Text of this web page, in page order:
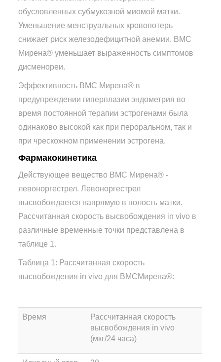
обусловленных субмукозной миомой матки.
Уменьшение менструальных кровопотерь
снижает риск железодефицитной анемии. ВМС
Мирена® уменьшает выраженность симптомов
дисменореи.
Эффективность ВМС Мирена® в
предупреждении гиперплазии эндометрия во
время постоянной терапии эстрогенами была
одинаково высокой как при пероральном, так и
при чрескожном применении эстрогена.
Фармакокинетика
Действующее вещество ВМС Мирена® -
левоноргестрел. Левоноргестрел
высвобождается напрямую в полость матки.
Рассчитанная скорость высвобождения in vivo в
различные временные точки представлена в
таблице 1.
Таблица 1: Рассчитанная скорость
высвобождения in vivo для ВМСМирена®:
Время
Рассчитанная скорость
высвобождения in vivo
(мкг/24 часа)